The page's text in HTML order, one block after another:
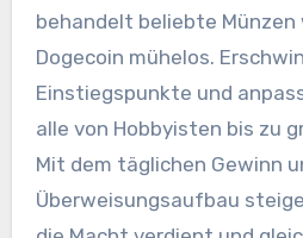
behandelt beliebte Münzen
Dogecoin mühelos.
Einstiegspunkte und
alle von Hobbyisten bis zu
Mit dem täglichen Gewinn
Überweisungsaufbau